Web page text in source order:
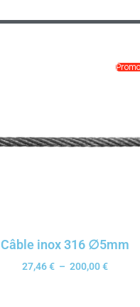
Câble inox 316 ∅5mm
27,46€ – 200,00€